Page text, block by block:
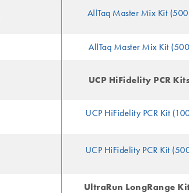
AllTaq Master Mix Kit
AllTaq Master Mix Kit
UCP HiFidelity PCR
UCP HiFidelity PCR Kit
UCP HiFidelity PCR Kit
UltraRun LongRange